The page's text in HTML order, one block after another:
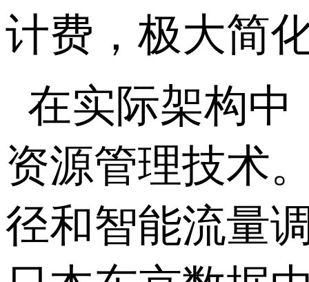
计费，极大简
在实际架构中
资源管理技术
径和智能流量